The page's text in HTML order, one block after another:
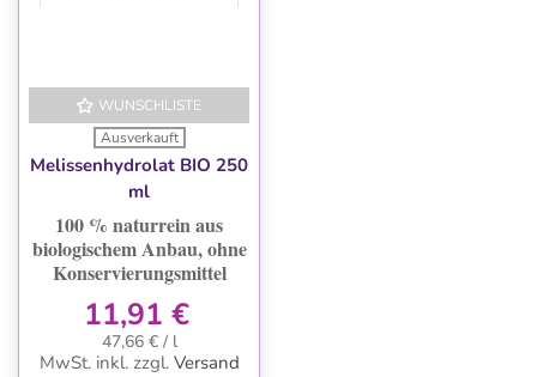
WUNSCHLISTE
Ausverkauft
Melissenhydrolat BIO 250
ml
100 % naturrein aus
biologischem Anbau, ohne
Konservierungsmittel
11,91 €
47,66 € / l
MwSt. inkl. zzgl. Versand